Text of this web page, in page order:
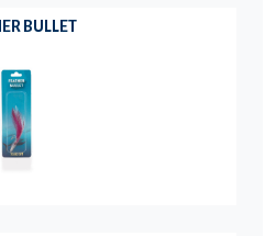
BULLET